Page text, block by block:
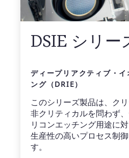
DSIE シリー
ディープリアクティブ・イ
ング（DRIE）
このシリーズ製品は、ク
非クリティカルを問わず
リコンエッチング用途に
生産性の高いプロセス制
す。